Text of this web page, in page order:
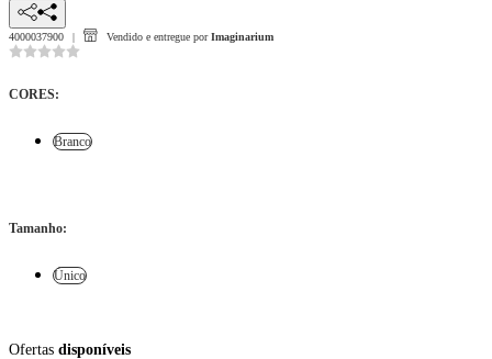
4000037900 Vendido e entregue por Imaginarium
CORES:
Branco
Tamanho:
Único
Ofertas disponíveis